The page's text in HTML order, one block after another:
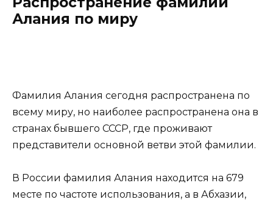
Алания по миру
Фамилия Алания сегодня распространена по
всему миру, но наиболее распространена она в
странах бывшего СССР, где проживают
представители основной ветви этой фамилии.
В России фамилия Алания находится на 679
месте по частоте использования, а в Абхазии,